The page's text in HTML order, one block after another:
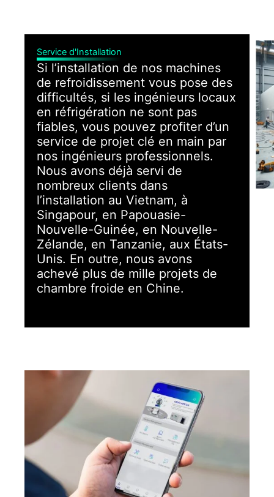
Service d'Installation
Si l’installation de nos machines
de refroidissement vous pose des
difficultés, si les ingénieurs locaux
en réfrigération ne sont pas
fiables, vous pouvez profiter d’un
service de projet clé en main par
nos ingénieurs professionnels.
Nous avons déjà servi de
nombreux clients dans
l’installation au Vietnam, à
Singapour, en Papouasie-
Nouvelle-Guinée, en Nouvelle-
Zélande, en Tanzanie, aux États-
Unis. En outre, nous avons
achevé plus de mille projets de
chambre froide en Chine.